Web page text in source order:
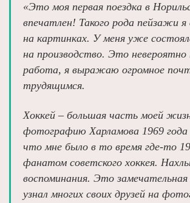
«Это моя первая поездка в
впечатлен! Такого рода пейзажи я
на картинках. У меня уже
на производство. Это
работа, я выражаю огромное
трудящимся.
Хоккей – большая часть моей
фотографию Харламова 1969
что мне было в то время где‑то
фанатом советского хоккея.
воспоминания. Это
узнал многих своих друзей на